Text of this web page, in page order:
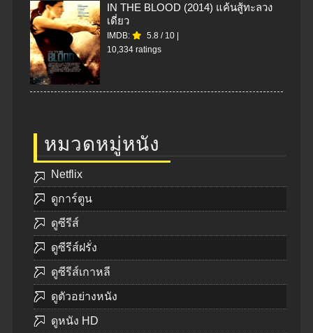
IN THE BLOOD (2014) แค้นสู้ทะลวง
เดี่ยว
IMDB: 5.8 / 10 |
10,334 ratings
หมวดหมู่หนัง
Netflix
ดูการ์ตูน
ดูซีรีส์
ดูซีรีส์ฝรั่ง
ดูซีรีส์เกาหลี
ดูตัวอย่างหนัง
ดูหนัง HD